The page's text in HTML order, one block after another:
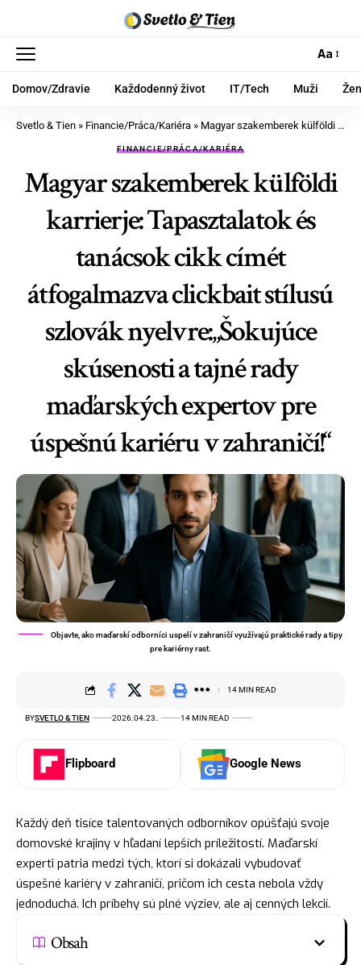
Aa
Domov/Zdravie Každodenný život IT/Tech Muži
Svetlo & Tien » Financie/Práca/Kariéra » Magyar szakemberek külföldi karrierje: Tapasztalatok és tanácsok cikk címét átfogalmazva clickbait stílusú szlovák nyelvre:„Šokujúce skúsenosti a tajné rady maďarských expertov pre úspešnú kariéru v zahraničí!“
FINANCIE/PRÁCA/KARIÉRA
Magyar szakemberek külföldi
karrierje: Tapasztalatok és
tanácsok cikk címét
átfogalmazva clickbait stílusú
szlovák nyelvre:„Šokujúce
skúsenosti a tajné rady
maďarských expertov pre
úspešnú kariéru v zahraničí!“
Objavte, ako maďarskí odborníci uspelí v zahraničí využívajú praktické rady a tipy
pre kariérny rast.
BYSVETLO & TIEN 2026.04.23. 14 MIN READ
14 MIN READ
Flipboard Google News
Každý deň tisíce talentovaných odborníkov opúšťajú svoje
domovské krajiny v hľadaní lepších príležitostí. Maďarskí
experti patria medzi tých, ktorí si dokázali vybudovať
úspešné kariéry v zahraničí, pričom ich cesta nebola vždy
jednoduchá. Ich príbehy sú plné výziev, ale aj cenných lekcií.
Obsah